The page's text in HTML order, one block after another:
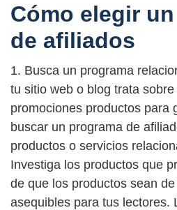
Cómo elegir
de afiliados
1. Busca un programa
tu sitio web o blog trata
promociones productos para
buscar un programa de
productos o servicios
Investiga los productos que
de que los productos sean
asequibles para tus lectores.